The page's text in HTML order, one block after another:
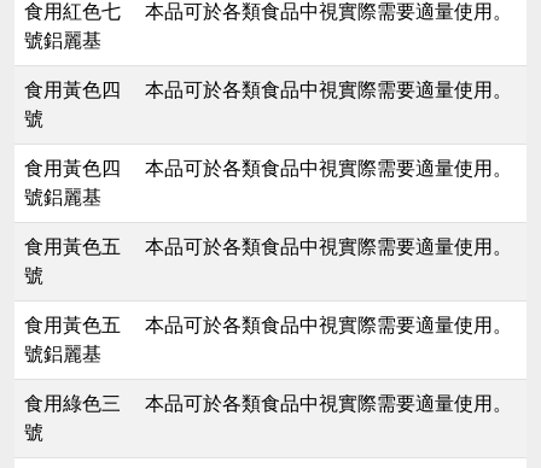
食用紅色七
號鋁麗基
本品可於各類食品中視實際需要適量使用。
食用黃色四
號
本品可於各類食品中視實際需要適量使用。
食用黃色四
號鋁麗基
本品可於各類食品中視實際需要適量使用。
食用黃色五
號
本品可於各類食品中視實際需要適量使用。
食用黃色五
號鋁麗基
本品可於各類食品中視實際需要適量使用。
食用綠色三
號
本品可於各類食品中視實際需要適量使用。